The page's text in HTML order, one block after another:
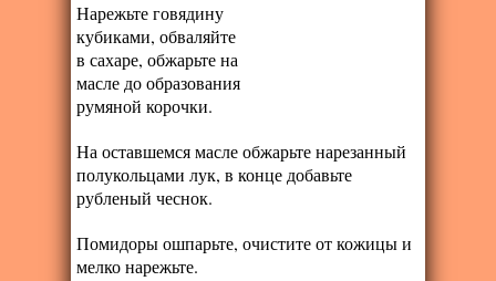
Нарежьте говядину
кубиками, обваляйте
в сахаре, обжарьте на
масле до образования
румяной корочки.
На оставшемся масле обжарьте нарезанный
полукольцами лук, в конце добавьте
рубленый чеснок.
Помидоры ошпарьте, очистите от кожицы и
мелко нарежьте.